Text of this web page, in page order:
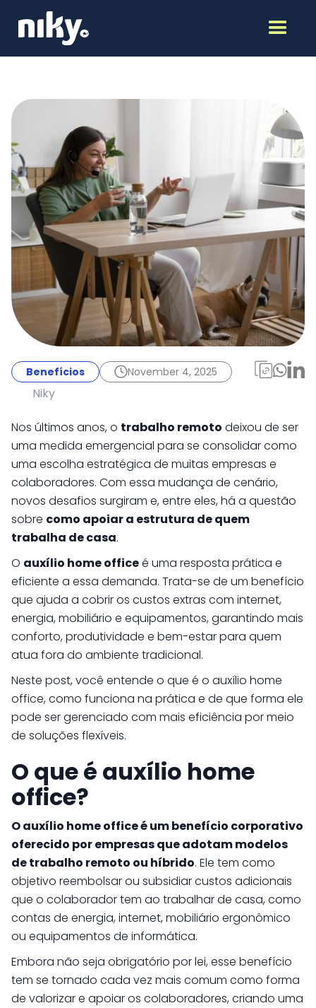
Auxílio home office:
como as empresas
estão apoiando o
trabalho remoto
Benefícios November 4, 2025
Niky
Nos últimos anos, o trabalho remoto deixou de ser
uma medida emergencial para se consolidar como
uma escolha estratégica de muitas empresas e
colaboradores. Com essa mudança de cenário,
novos desafios surgiram e, entre eles, há a questão
sobre como apoiar a estrutura de quem
trabalha de casa.
O auxílio home officeé uma resposta prática e
eficiente a essa demanda. Trata-se de um benefício
que ajuda a cobrir os custos extras com internet,
energia, mobiliário e equipamentos, garantindo mais
conforto, produtividade e bem-estar para quem
atua fora do ambiente tradicional.
Neste post, você entende o que é o auxílio home
office, como funciona na prática e de que forma ele
pode ser gerenciado com mais eficiência por meio
de soluções flexíveis.
O que é auxílio home
office?
O auxílio home office é um benefício corporativo
oferecido por empresas que adotam modelos
de trabalho remoto ou híbrido. Ele tem como
objetivo reembolsar ou subsidiar custos adicionais
que o colaborador tem ao trabalhar de casa, como
contas de energia, internet, mobiliário ergonômico
ou equipamentos de informática.
Embora não seja obrigatório por lei, esse benefício
tem se tornado cada vez mais comum como forma
de valorizar e apoiar os colaboradores, criando uma